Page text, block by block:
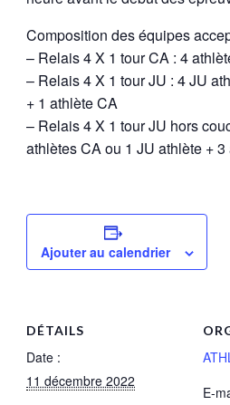
Composition des équipes
– Relais 4 X 1 tour CA : 4
– Relais 4 X 1 tour JU : 4 JU
+ 1 athlète CA
– Relais 4 X 1 tour JU hors
athlètes CA ou 1 JU athlète +
Ajouter au calendrier
DÉTAILS
Date :
11 décembre 2022
E-